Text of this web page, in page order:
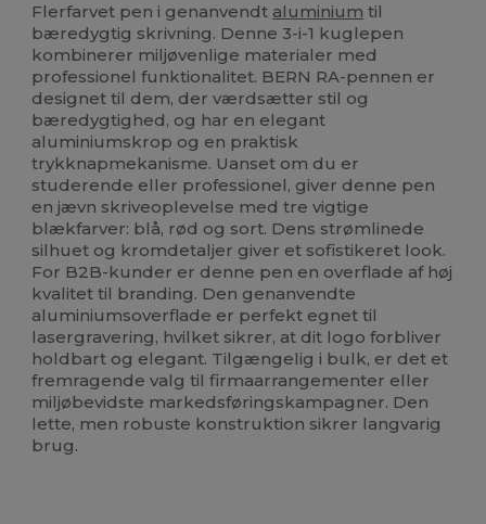
Flerfarvet pen i genanvendt aluminium til
bæredygtig skrivning. Denne 3-i-1 kuglepen
kombinerer miljøvenlige materialer med
professionel funktionalitet. BERN RA-pennen er
designet til dem, der værdsætter stil og
bæredygtighed, og har en elegant
aluminiumskrop og en praktisk
trykknapmekanisme. Uanset om du er
studerende eller professionel, giver denne pen
en jævn skriveoplevelse med tre vigtige
blækfarver: blå, rød og sort. Dens strømlinede
silhuet og kromdetaljer giver et sofistikeret look.
For B2B-kunder er denne pen en overflade af høj
kvalitet til branding. Den genanvendte
aluminiumsoverflade er perfekt egnet til
lasergravering, hvilket sikrer, at dit logo forbliver
holdbart og elegant. Tilgængelig i bulk, er det et
fremragende valg til firmaarrangementer eller
miljøbevidste markedsføringskampagner. Den
lette, men robuste konstruktion sikrer langvarig
brug.